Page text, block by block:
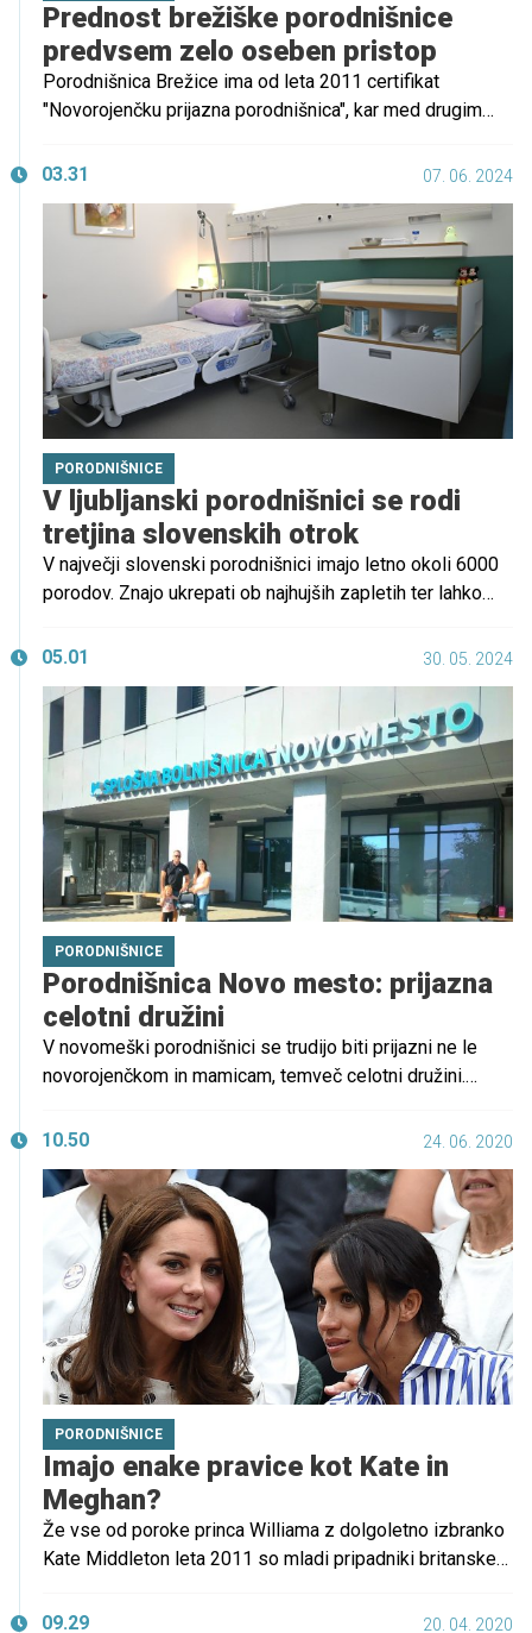
Prednost brežiške porodnišnice
predvsem zelo oseben pristop
Porodnišnica Brežice ima od leta 2011 certifikat
"Novorojenčku prijazna porodnišnica", kar med drugim
oziroma tako imenovano "rooming in". Na ginekološko-
novorojenčkov, povprečen odstotek carskih rezov pa je
približno 20 odstotkov.
03.31 07. 06. 2024
PORODNIŠNICE
V ljubljanski porodnišnici se rodi
tretjina slovenskih otrok
V največji slovenski porodnišnici imajo letno okoli 6000
porodov. Znajo ukrepati ob najhujših zapletih ter lahko
05.01
30. 05. 2024
PORODNIŠNICE
Porodnišnica Novo mesto: prijazna
celotni družini
V novomeški porodnišnici se trudijo biti prijazni ne le
novorojenčkom in mamicam, temveč celotni družini.
poporodnem oddelku tudi apartma, v katerem lahko biva
10.50 24. 06. 2020
PORODNIŠNICE
Imajo enake pravice kot Kate in
Meghan?
Že vse od poroke princa Williama z dolgoletno izbranko
Kate Middleton leta 2011 so mladi pripadniki britanske
nosečnost in rojstvo princa Georgea, nato sta svet
09.29 20. 04. 2020